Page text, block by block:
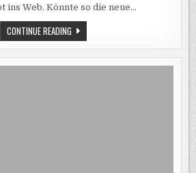
ins Web. Könnte so die neue…
CONTINUE READINGSHAREPOINT
2013
–
NEUE
SCREENSHOTS